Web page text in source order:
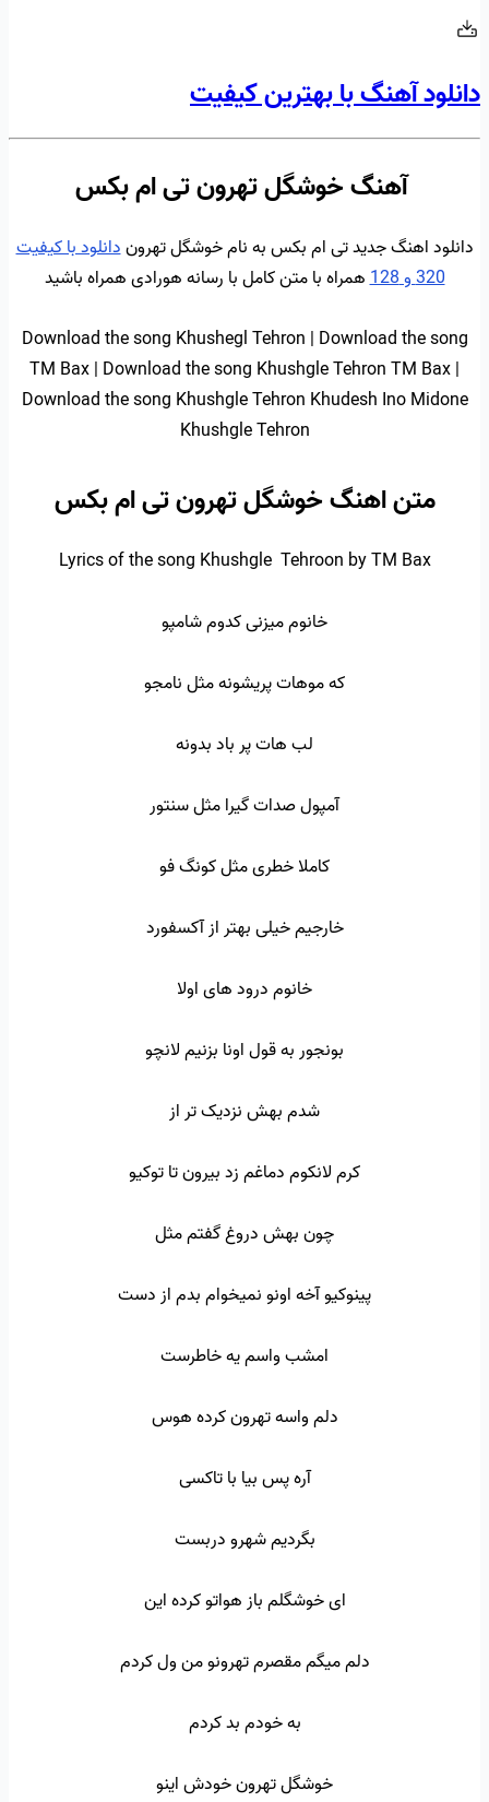
دانلود آهنگ با بهترین کیفیت
آهنگ خوشگل تهرون تی ام بکس
دانلود اهنگ جدید تی ام بکس به نام خوشگل تهروندانلود با کیفیت
320 و 128
همراه با متن کامل با رسانه هورادی همراه باشید
Download the song Khushegl Tehron | Download the song
TM Bax | Download the song Khushgle Tehron TM Bax |
Download the song Khushgle Tehron Khudesh Ino Midone
Khushgle Tehron
متن اهنگ خوشگل تهرون تی ام بکس
Lyrics of the song Khushgle Tehroon by TM Bax
خانوم میزنی کدوم شامپو
که موهات پریشونه مثل نامجو
لب هات پر باد بدونه
آمپول صدات گیرا مثل سنتور
کاملا خطری مثل کونگ فو
خارجیم خیلی بهتر از آکسفورد
خانوم درود های اولا
بونجور به قول اونا بزنیم لانچو
شدم بهش نزدیک تر از
کرم لانکوم دماغم زد بیرون تا توکیو
چون بهش دروغ گفتم مثل
پینوکیو آخه اونو نمیخوام بدم از دست
امشب واسم یه خاطرست
دلم واسه تهرون کرده هوس
آره پس بیا با تاکسی
بگردیم شهرو دربست
ای خوشگلم باز هواتو کرده این
دلم میگم مقصرم تهرونو من ول کردم
به خودم بد کردم
خوشگل تهرون خودش اینو